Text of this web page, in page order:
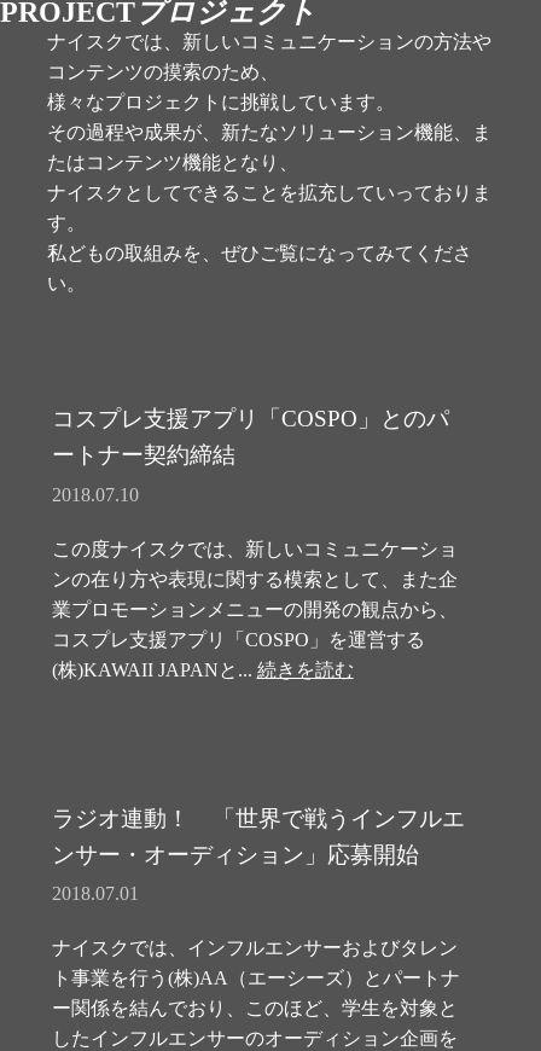
PROJECTプロジェクト
ナイスクでは、新しいコミュニケーションの方法や
コンテンツの摸索のため、
様々なプロジェクトに挑戦しています。
その過程や成果が、新たなソリューション機能、ま
たはコンテンツ機能となり、
ナイスクとしてできることを拡充していっておりま
す。
私どもの取組みを、ぜひご覧になってみてくださ
い。
コスプレ支援アプリ「COSPO」とのパ
ートナー契約締結
2018.07.10
この度ナイスクでは、新しいコミュニケーショ
ンの在り方や表現に関する模索として、また企
業プロモーションメニューの開発の観点から、
コスプレ支援アプリ「COSPO」を運営する
(株)KAWAII JAPANと... 続きを読む
ラジオ連動！ 「世界で戦うインフルエ
ンサー・オーディション」応募開始
2018.07.01
ナイスクでは、インフルエンサーおよびタレン
ト事業を行う(株)AA（エーシーズ）とパートナ
ー関係を結んでおり、このほど、学生を対象と
したインフルエンサーのオーディション企画を